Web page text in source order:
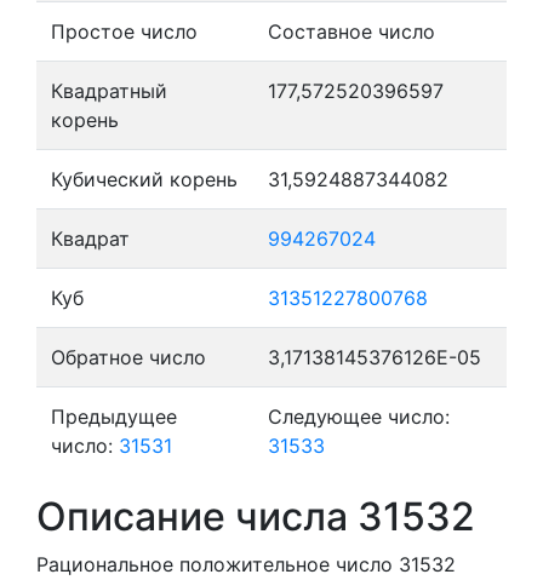
Простое число Составное число
Квадратный
корень
177,572520396597
Кубический корень 31,5924887344082
Квадрат 994267024
Куб 31351227800768
Обратное число 3,17138145376126E-05
Предыдущее
число: 31531
Следующее число:
31533
Описание числа 31532
Рациональное положительное число 31532